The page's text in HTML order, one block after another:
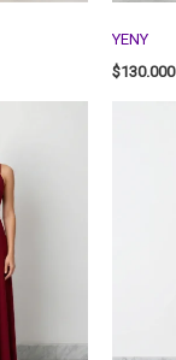
YENY
$130.000